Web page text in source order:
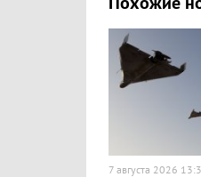
7 августа 2026